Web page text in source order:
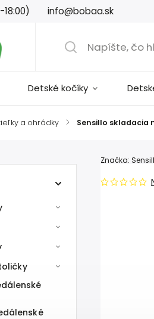
18:00) info@bobaa.sk
Detské kočíky
a ohrádky / Sensillo skladacia
Značka: